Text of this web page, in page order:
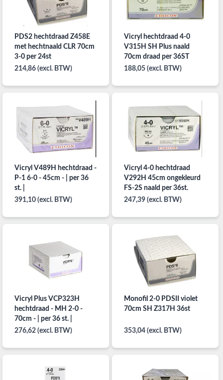
PDS2 hechtdraad Z458E
met hechtnaald CLR 70cm
3-0 per 24st
214,86 (excl. BTW)
Vicryl hechtdraad 4-0
V315H SH Plus naald
70cm draad per 36ST
188,05 (excl. BTW)
Vicryl V489H hechtdraad -
P-1 6-0 - 45cm - | per 36
st. |
391,10 (excl. BTW)
Vicryl 4-0 hechtdraad
V292H 45cm ongekleurd
FS-2S naald per 36st.
247,39 (excl. BTW)
Vicryl Plus VCP323H
hechtdraad - MH 2-0 -
70cm - | per 36 st. |
276,62 (excl. BTW)
Monofil 2-0 PDSII violet
70cm SH Z317H 36st
353,04 (excl. BTW)